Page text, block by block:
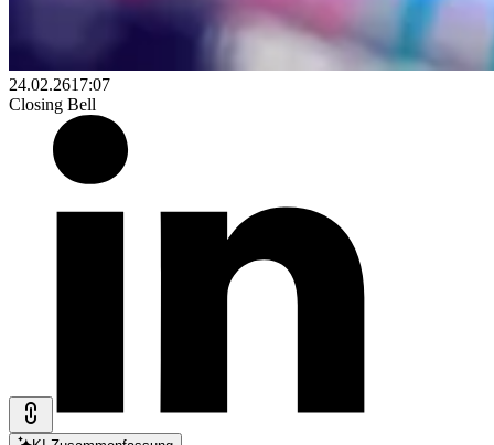
24.02.2617:07
Closing Bell